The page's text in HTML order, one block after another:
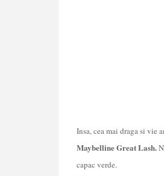
Insa, cea mai draga si vie
Maybelline Great Lash.
capac verde.